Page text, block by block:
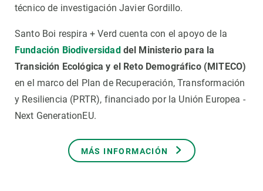
técnico de investigación Javier Gordillo.
Santo Boi respira + Verd cuenta con el apoyo de la
Fundación Biodiversidad del Ministerio para la
Transición Ecológica y el Reto Demográfico (MITECO)
en el marco del Plan de Recuperación, Transformación
y Resiliencia (PRTR), financiado por la Unión Europea -
Next GenerationEU.
MÁS INFORMACIÓN